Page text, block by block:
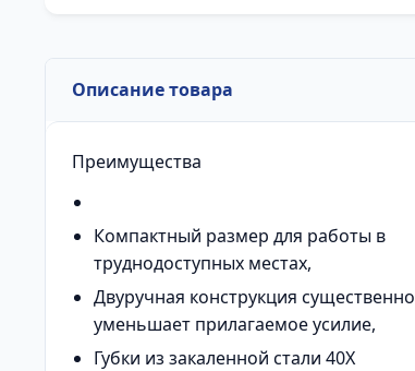
Описание товара
Преимущества
Компактный размер для работы в
труднодоступных местах,
Двуручная конструкция существенно
уменьшает прилагаемое усилие,
Губки из закаленной стали 40X